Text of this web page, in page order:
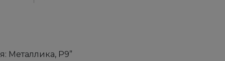
Металлика, Р9”